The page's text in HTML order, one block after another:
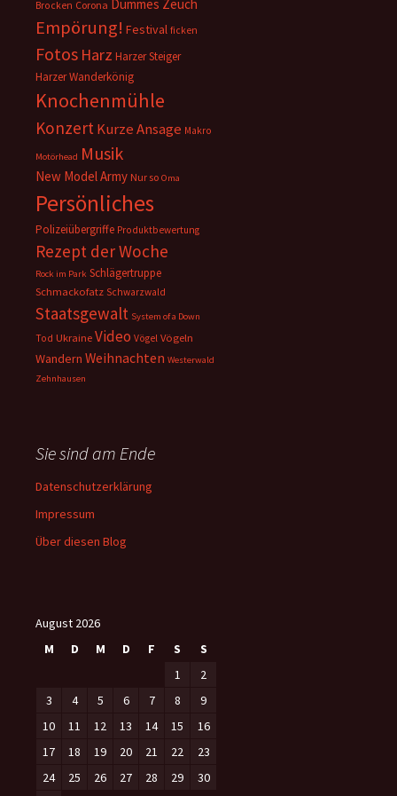
Brocken Corona Dummes Zeuch
Empörung! Festival ficken
Fotos Harz Harzer Steiger
Harzer Wanderkönig
Knochenmühle
Konzert Kurze Ansage Makro
Motörhead Musik
New Model Army Nur so Oma
Persönliches
Polizeiübergriffe Produktbewertung
Rezept der Woche
Rock im Park Schlägertruppe
Schmackofatz Schwarzwald
Staatsgewalt System of a Down
Tod Ukraine Video Vögel Vögeln
Wandern Weihnachten Westerwald
Zehnhausen
Sie sind am Ende
Datenschutzerklärung
Impressum
Über diesen Blog
August 2026
M
D M D F S
S
1
2
3
4 5 6 7 8
9
10
11 12 13 14 15
16
17
18 19 20 21 22
23
24
25 26 27 28 29
30